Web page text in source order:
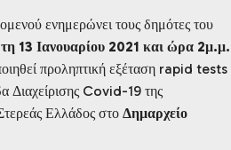
ενημερώνει τους δημότες του
13 Ιανουαρίου 2021 και ώρα 2μ.μ.
προληπτική εξέταση rapid tests
Διαχείρισης Covid-19 της
Ελλάδος στο Δημαρχείο